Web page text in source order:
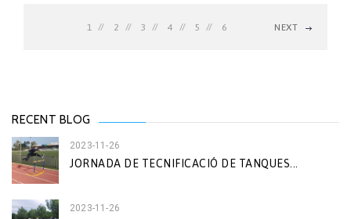
1 2 3 4 5 6 NEXT
RECENT BLOG
2023-11-26
JORNADA DE TECNIFICACIÓ DE TANQUES...
2023-11-26